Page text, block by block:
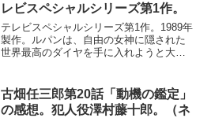
レビスペシャルシリーズ第1作。
テレビスペシャルシリーズ第1作。1989年
製作。ルパンは、自由の女神に隠された
世界最高のダイヤを手に入れようと大胆
書き換えできるウィルスの存在を知り、
当局のルパン自身の...
古畑任三郎第20話「動機の鑑定」
の感想。犯人役澤村藤十郎。（ネ